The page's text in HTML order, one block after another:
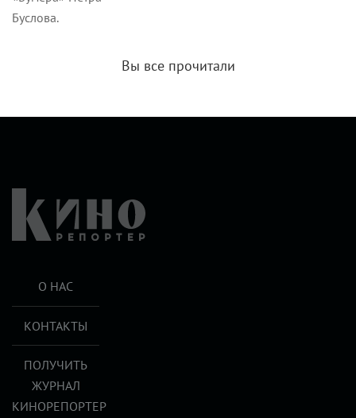
Буслова.
Вы все прочитали
О НАС
КОНТАКТЫ
ПОЛУЧИТЬ
ЖУРНАЛ
КИНОРЕПОРТЕР